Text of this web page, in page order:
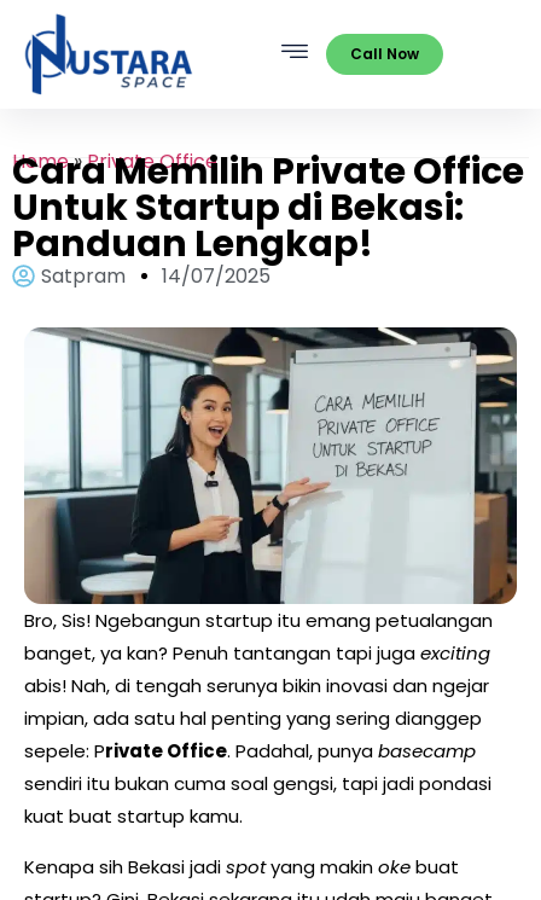
Call Now
Home»Private Office
Cara Memilih Private Office
Untuk Startup di Bekasi:
Panduan Lengkap!
Satpram 14/07/2025
Bro, Sis! Ngebangun startup itu emang petualangan
banget, ya kan? Penuh tantangan tapi jugaexciting
abis! Nah, di tengah serunya bikin inovasi dan ngejar
impian, ada satu hal penting yang sering dianggep
sepele: Private Office. Padahal, punyabasecamp
sendiri itu bukan cuma soal gengsi, tapi jadi pondasi
kuat buat startup kamu.
Kenapa sih Bekasi jadispotyang makinokebuat